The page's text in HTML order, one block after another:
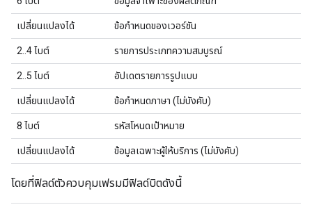
เปลี่ยนแปลงได้ ข้อกําหนดของเวอร์ชัน
2..4 ไบต์ รายการประเภทความสมบูรณ์
2..5 ไบต์ อัปเดตรายการรูปแบบ
เปลี่ยนแปลงได้ ข้อกำหนดภาษา (ไม่บังคับ)
8 ไบต์ รหัสโหนดเป้าหมาย
เปลี่ยนแปลงได้ ข้อมูลเฉพาะผู้ให้บริการ (ไม่บังคับ)
โดยที่ฟิลด์ตัวควบคุมเฟรมมีฟิลด์บิตดังนี้